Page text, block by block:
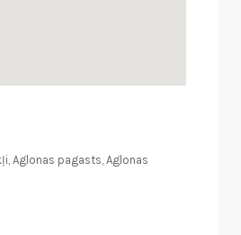
Aglonas pagasts, Aglonas